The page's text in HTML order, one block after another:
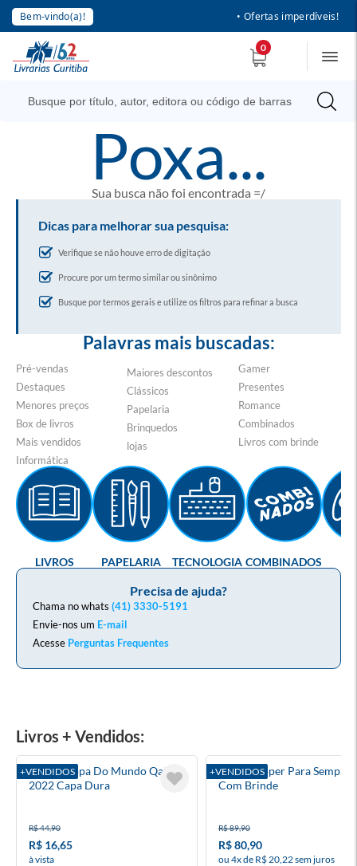
Bem-vindo(a)! • Ofertas imperdíveis!
0
poxa...
Sua busca não foi encontrada =/
Dicas para melhorar sua pesquisa:
Verifique se não houve erro de digitação
Procure por um termo similar ou sinônimo
Busque por termos gerais e utilize os filtros para refinar a busca
Palavras mais buscadas:
Pré-vendas
Destaques
Menores preços
Box de livros
Mais vendidos
Informática
Maiores descontos
Clássicos
Papelaria
Brinquedos
lojas
Gamer
Presentes
Romance
Combinados
Livros com brinde
Precisa de ajuda?
Chama no whats (41) 3330-5191
Envie-nos um E-mail
Acesse Perguntas Frequentes
LIVROS PAPELARIA TECNOLOGIA COMBINADOS
Livros + Vendidos:
+VENDIDOS
Álbum Copa Do Mundo Qatar
2022 Capa Dura
R$ 44,90
R$ 16,65
à vista
+VENDIDOS
Heartstopper Para Sempre
Com Brinde
R$ 89,90
R$ 80,90
ou 4x de R$ 20,22 sem juros